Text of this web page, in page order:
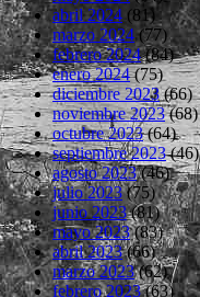
abril 2024 (81)
marzo 2024(77)
febrero 2024(84)
enero 2024(75)
diciembre 2023(66)
noviembre 2023(68)
octubre 2023(64)
septiembre 2023(46)
agosto 2023(46)
julio 2023(75)
junio 2023(81)
mayo 2023(83)
abril 2023(66)
marzo 2023(62)
febrero 2023(63)